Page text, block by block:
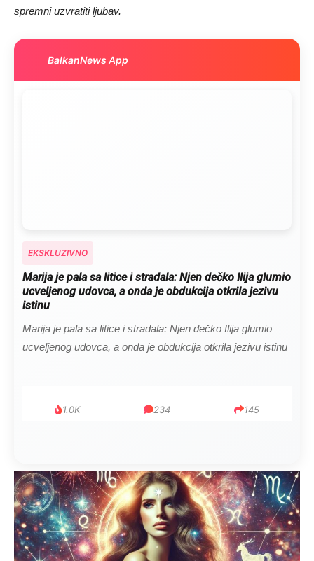
spremni uzvratiti ljubav.
BalkanNews App
EKSKLUZIVNO
Marija je pala sa litice i stradala: Njen dečko Ilija glumio
ucveljenog udovca, a onda je obdukcija otkrila jezivu
istinu
Marija je pala sa litice i stradala: Njen dečko Ilija glumio
ucveljenog udovca, a onda je obdukcija otkrila jezivu istinu
1.0K 234 145